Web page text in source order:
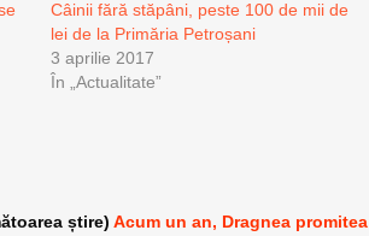
Câinii fără stăpâni, peste 100 de mii de
lei de la Primăria Petroșani
3 aprilie 2017
În „Actualitate”
știre)Acum un an, Dragnea promitea